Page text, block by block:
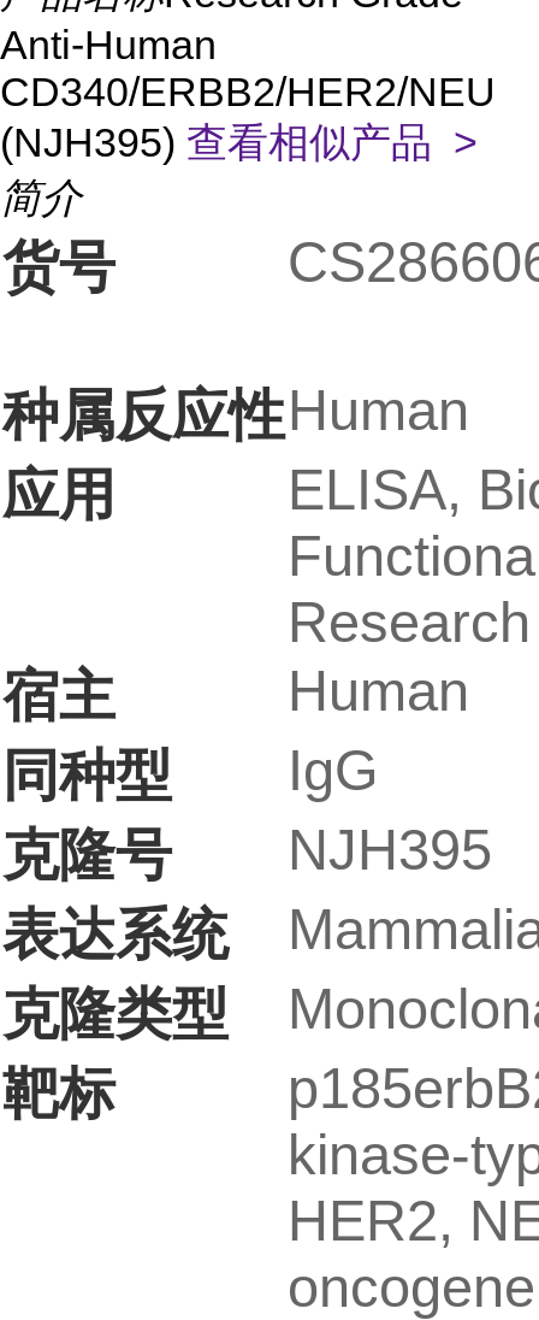
Anti-Human
CD340/ERBB2/HER2/NEU
(NJH395) 查看相似产品 >
简介
货号
种属反应性Human
应用
ELISA,
宿主
Human
同种型
IgG
克隆号
NJH395
表达系统
克隆类型
靶标
kinase-
HER2,